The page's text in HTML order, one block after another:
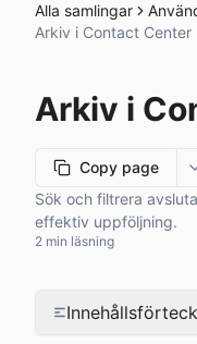
Alla samlingar
Arkiv i Contact Center
Arkiv i
Copy page
Sök och filtrera
effektiv uppföljning.
2 min läsning